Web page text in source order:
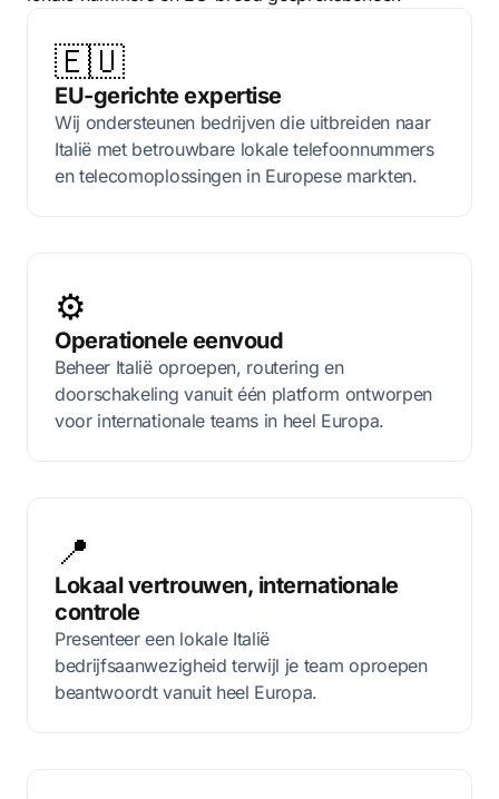
🇪🇺
EU-gerichte expertise
Wij ondersteunen bedrijven die uitbreiden naar
Italië met betrouwbare lokale telefoonnummers
en telecomoplossingen in Europese markten.
⚙️
Operationele eenvoud
Beheer Italië oproepen, routering en
doorschakeling vanuit één platform ontworpen
voor internationale teams in heel Europa.
📍
Lokaal vertrouwen, internationale
controle
Presenteer een lokale Italië
bedrijfsaanwezigheid terwijl je team oproepen
beantwoordt vanuit heel Europa.